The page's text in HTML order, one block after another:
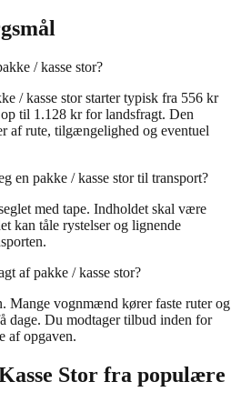
/ kasse stor?
/ kasse stor starter typisk fra 556 kr
til 1.128 kr for landsfragt. Den
af rute, tilgængelighed og eventuel
en pakke / kasse stor til transport?
med tape. Indholdet skal være
kan tåle rystelser og lignende
af pakke / kasse stor?
Mange vognmænd kører faste ruter og
dage. Du modtager tilbud inden for
af opgaven.
Stor fra populære